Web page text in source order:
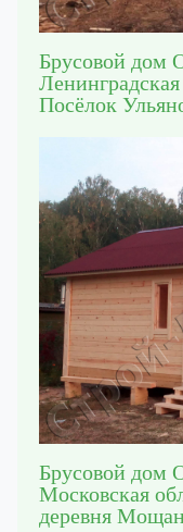
Брусовой дом
Посёлок
Брусовой дом
Московская
деревня